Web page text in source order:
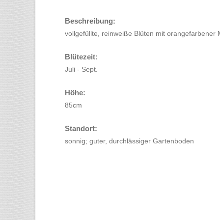
Beschreibung:
vollgefüllte, reinweiße Blüten mit orangefarbener
Blütezeit:
Juli - Sept.
Höhe:
85cm
Standort:
sonnig; guter, durchlässiger Gartenboden